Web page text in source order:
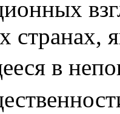
странах,
в